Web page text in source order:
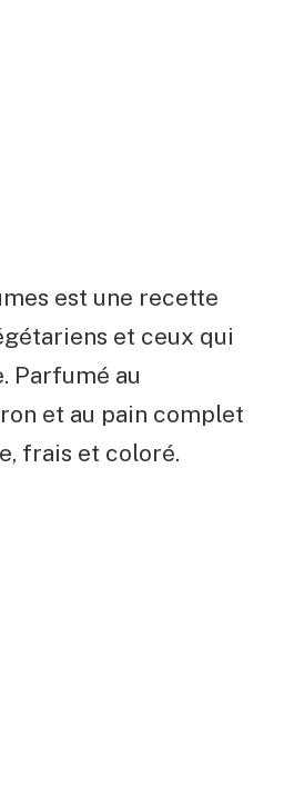
est une recette
et ceux qui
Parfumé au
et au pain complet
frais et coloré.